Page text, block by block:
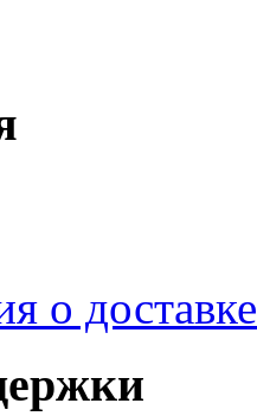
о доставке